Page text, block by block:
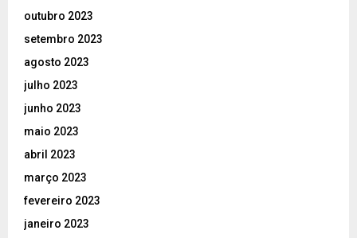
outubro 2023
setembro 2023
agosto 2023
julho 2023
junho 2023
maio 2023
abril 2023
março 2023
fevereiro 2023
janeiro 2023